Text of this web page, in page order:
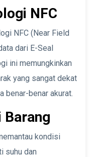
NFC
NFC (Near Field
dari E-Seal
ini memungkinkan
yang sangat dekat
benar-benar akurat.
Barang
kondisi
suhu dan